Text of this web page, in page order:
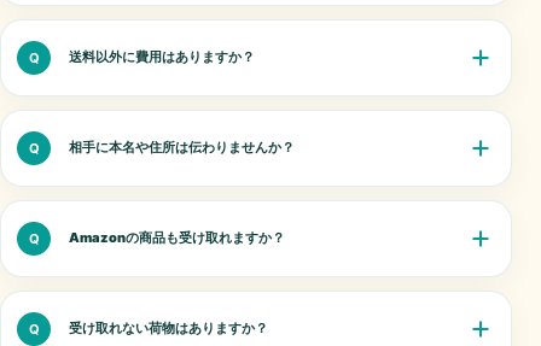
Q 送料以外に費用はありますか？
Q 相手に本名や住所は伝わりませんか？
Q Amazonの商品も受け取れますか？
Q 受け取れない荷物はありますか？